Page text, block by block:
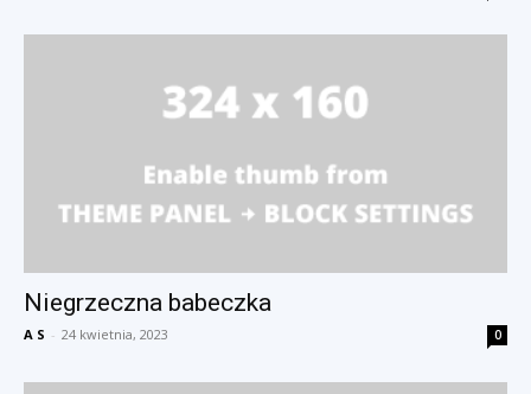
Niegrzeczna babeczka
A S - 24 kwietnia, 2023 0